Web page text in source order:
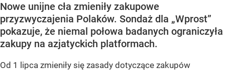
Nowe unijne cła zmieniły zakupowe
przyzwyczajenia Polaków. Sondaż dla „Wprost”
pokazuje, że niemal połowa badanych ograniczyła
zakupy na azjatyckich platformach.
Od 1 lipca zmieniły się zasady dotyczące zakupów